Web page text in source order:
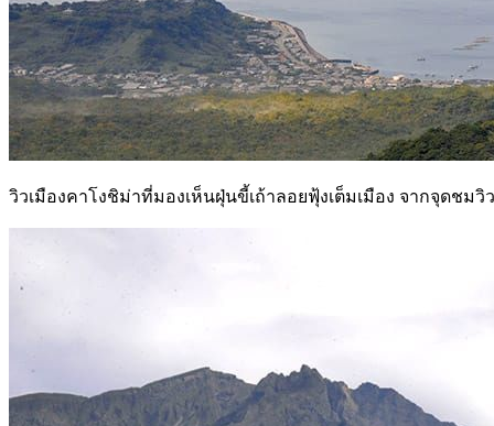
วิวเมืองคาโงชิม่าที่มองเห็นฝุ่นขี้เถ้าลอยฟุ้งเต็มเมือง จากจุดชมวิว